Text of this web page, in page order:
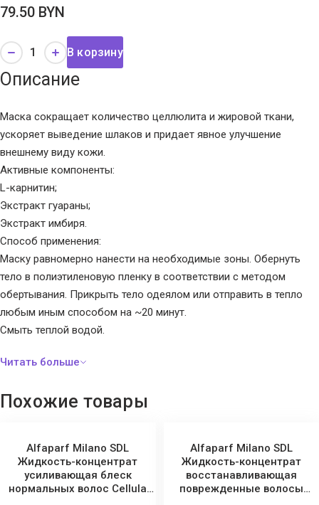
79.50 BYN
В корзину
Описание
Маска сокращает количество целлюлита и жировой ткани,
ускоряет выведение шлаков и придает явное улучшение
внешнему виду кожи.
Активные компоненты:
L-карнитин;
Экстракт гуараны;
Экстракт имбиря.
Способ применения:
Маску равномерно нанести на необходимые зоны. Обернуть
тело в полиэтиленовую пленку в соответствии с методом
обертывания. Прикрыть тело одеялом или отправить в тепло
любым иным способом на ~20 минут.
Смыть теплой водой.
Похожие товары
Alfaparf Milano SDL
Жидкость-концентрат
усиливающая блеск
нормальных волос Cellula
Alfaparf Milano SDL
Жидкость-концентрат
восстанавливающая
поврежденные волосы